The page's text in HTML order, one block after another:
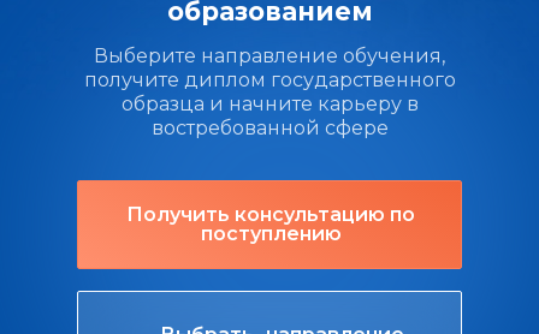
Получить консультацию по
поступлению
образованием
Выберите направление обучения,
получите диплом государственного
образца и начните карьеру в
востребованной сфере